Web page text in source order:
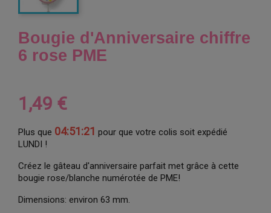
Bougie d'Anniversaire chiffre
6 rose PME
1,49 €
Plus que 04:51:21 pour que votre colis soit expédié
LUNDI !
Créez le gâteau d'anniversaire parfait met grâce à cette
bougie rose/blanche numérotée de PME!
Dimensions: environ 63 mm.